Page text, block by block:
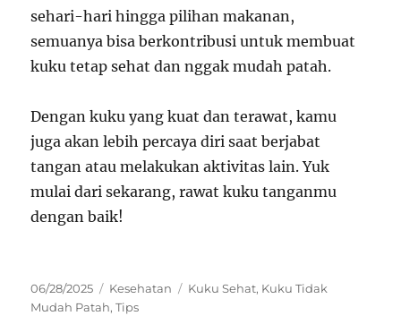
sehari-hari hingga pilihan makanan,
semuanya bisa berkontribusi untuk membuat
kuku tetap sehat dan nggak mudah patah.
Dengan kuku yang kuat dan terawat, kamu
juga akan lebih percaya diri saat berjabat
tangan atau melakukan aktivitas lain. Yuk
mulai dari sekarang, rawat kuku tanganmu
dengan baik!
Posted
on
06/28/2025 Categories
Kesehatan Tags
Kuku Sehat, Kuku Tidak
Mudah Patah,Tips